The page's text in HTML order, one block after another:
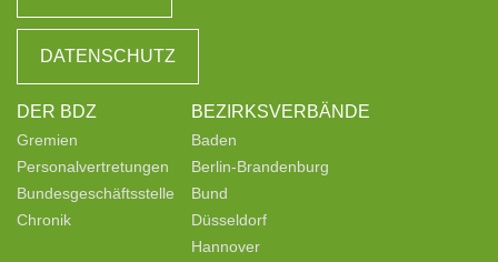
DATENSCHUTZ
DER BDZ
Gremien
Personalvertretungen
Bundesgeschäftsstelle
Chronik
BEZIRKSVERBÄNDE
Baden
Berlin-Brandenburg
Bund
Düsseldorf
Hannover